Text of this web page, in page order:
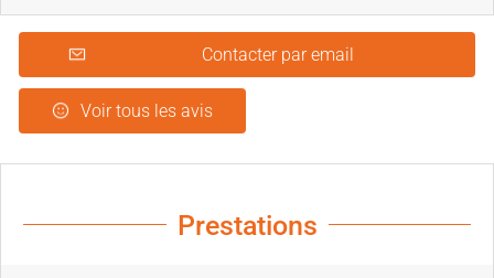
Contacter par email
Voir tous les avis
Prestations